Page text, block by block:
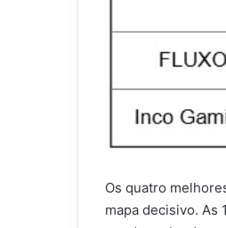
Os quatro
mapa decisivo. As